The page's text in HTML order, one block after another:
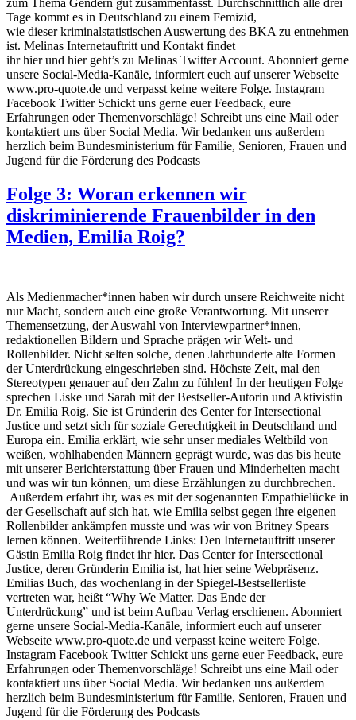
Tage kommt es in Deutschland zu einem Femizid,
wie dieser kriminalstatistischen Auswertung des BKA zu entnehmen
ist. Melinas Internetauftritt und Kontakt findet
ihr hier und hier geht’s zu Melinas Twitter Account. Abonniert gerne
unsere Social-Media-Kanäle, informiert euch auf unserer Webseite
www.pro-quote.de und verpasst keine weitere Folge. Instagram
Facebook Twitter Schickt uns gerne euer Feedback, eure
Erfahrungen oder Themenvorschläge! Schreibt uns eine Mail oder
kontaktiert uns über Social Media. Wir bedanken uns außerdem
herzlich beim Bundesministerium für Familie, Senioren, Frauen und
Jugend für die Förderung des Podcasts
Folge 3: Woran erkennen wir
diskriminierende Frauenbilder in den
Medien, Emilia Roig?
Als Medienmacher*innen haben wir durch unsere Reichweite nicht
nur Macht, sondern auch eine große Verantwortung. Mit unserer
Themensetzung, der Auswahl von Interviewpartner*innen,
redaktionellen Bildern und Sprache prägen wir Welt- und
Rollenbilder. Nicht selten solche, denen Jahrhunderte alte Formen
der Unterdrückung eingeschrieben sind. Höchste Zeit, mal den
Stereotypen genauer auf den Zahn zu fühlen! In der heutigen Folge
sprechen Liske und Sarah mit der Bestseller-Autorin und Aktivistin
Dr. Emilia Roig. Sie ist Gründerin des Center for Intersectional
Justice und setzt sich für soziale Gerechtigkeit in Deutschland und
Europa ein. Emilia erklärt, wie sehr unser mediales Weltbild von
weißen, wohlhabenden Männern geprägt wurde, was das bis heute
mit unserer Berichterstattung über Frauen und Minderheiten macht
und was wir tun können, um diese Erzählungen zu durchbrechen.
Außerdem erfahrt ihr, was es mit der sogenannten Empathielücke in
der Gesellschaft auf sich hat, wie Emilia selbst gegen ihre eigenen
Rollenbilder ankämpfen musste und was wir von Britney Spears
lernen können. Weiterführende Links: Den Internetauftritt unserer
Gästin Emilia Roig findet ihr hier. Das Center for Intersectional
Justice, deren Gründerin Emilia ist, hat hier seine Webpräsenz.
Emilias Buch, das wochenlang in der Spiegel-Bestsellerliste
vertreten war, heißt “Why We Matter. Das Ende der
Unterdrückung” und ist beim Aufbau Verlag erschienen. Abonniert
gerne unsere Social-Media-Kanäle, informiert euch auf unserer
Webseite www.pro-quote.de und verpasst keine weitere Folge.
Instagram Facebook Twitter Schickt uns gerne euer Feedback, eure
Erfahrungen oder Themenvorschläge! Schreibt uns eine Mail oder
kontaktiert uns über Social Media. Wir bedanken uns außerdem
herzlich beim Bundesministerium für Familie, Senioren, Frauen und
Jugend für die Förderung des Podcasts